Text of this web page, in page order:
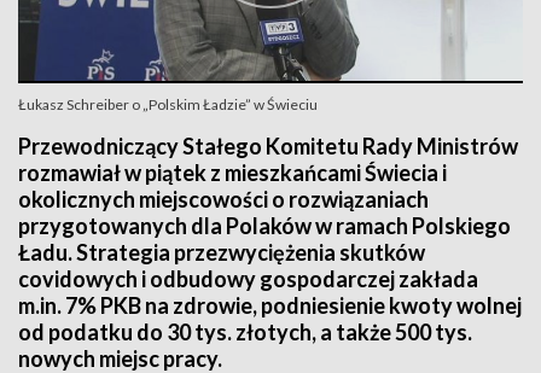
Łukasz Schreiber o „Polskim Ładzie” w Świeciu
Przewodniczący Stałego Komitetu Rady Ministrów
rozmawiał w piątek z mieszkańcami Świecia i
okolicznych miejscowości o rozwiązaniach
przygotowanych dla Polaków w ramach Polskiego
Ładu. Strategia przezwyciężenia skutków
covidowych i odbudowy gospodarczej zakłada
m.in. 7% PKB na zdrowie, podniesienie kwoty wolnej
od podatku do 30 tys. złotych, a także 500 tys.
nowych miejsc pracy.